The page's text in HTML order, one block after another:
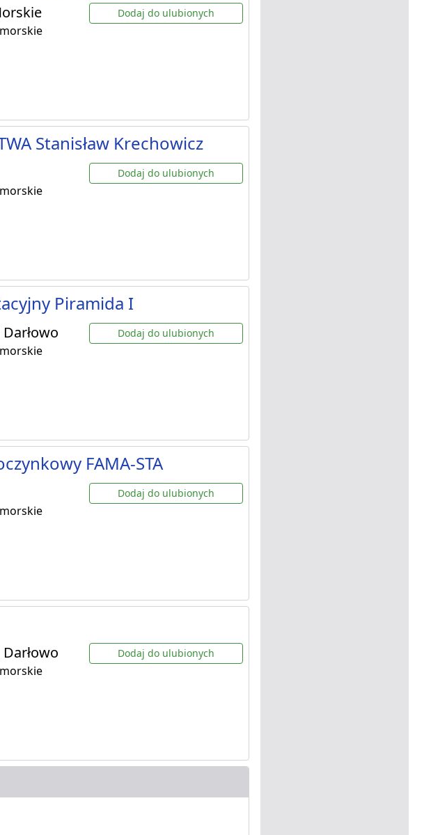
Dodaj do ulubionych
Stanisław Krechowicz
Dodaj do ulubionych
Piramida I
Dodaj do ulubionych
FAMA-STA
Dodaj do ulubionych
Dodaj do ulubionych